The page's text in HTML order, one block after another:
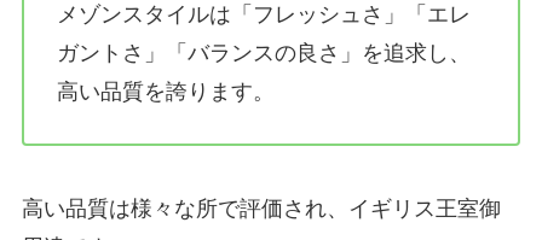
メゾンスタイルは「フレッシュさ」「エレ
ガントさ」「バランスの良さ」を追求し、
高い品質を誇ります。
高い品質は様々な所で評価され、イギリス王室御